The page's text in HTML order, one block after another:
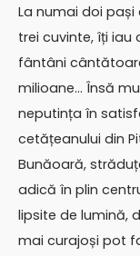
La numai doi
trei cuvinte, îți iau
fântâni
milioane… Însă
neputința în
cetățeanului din
Bunăoară,
adică în plin
lipsite de lumină,
mai curajoși pot